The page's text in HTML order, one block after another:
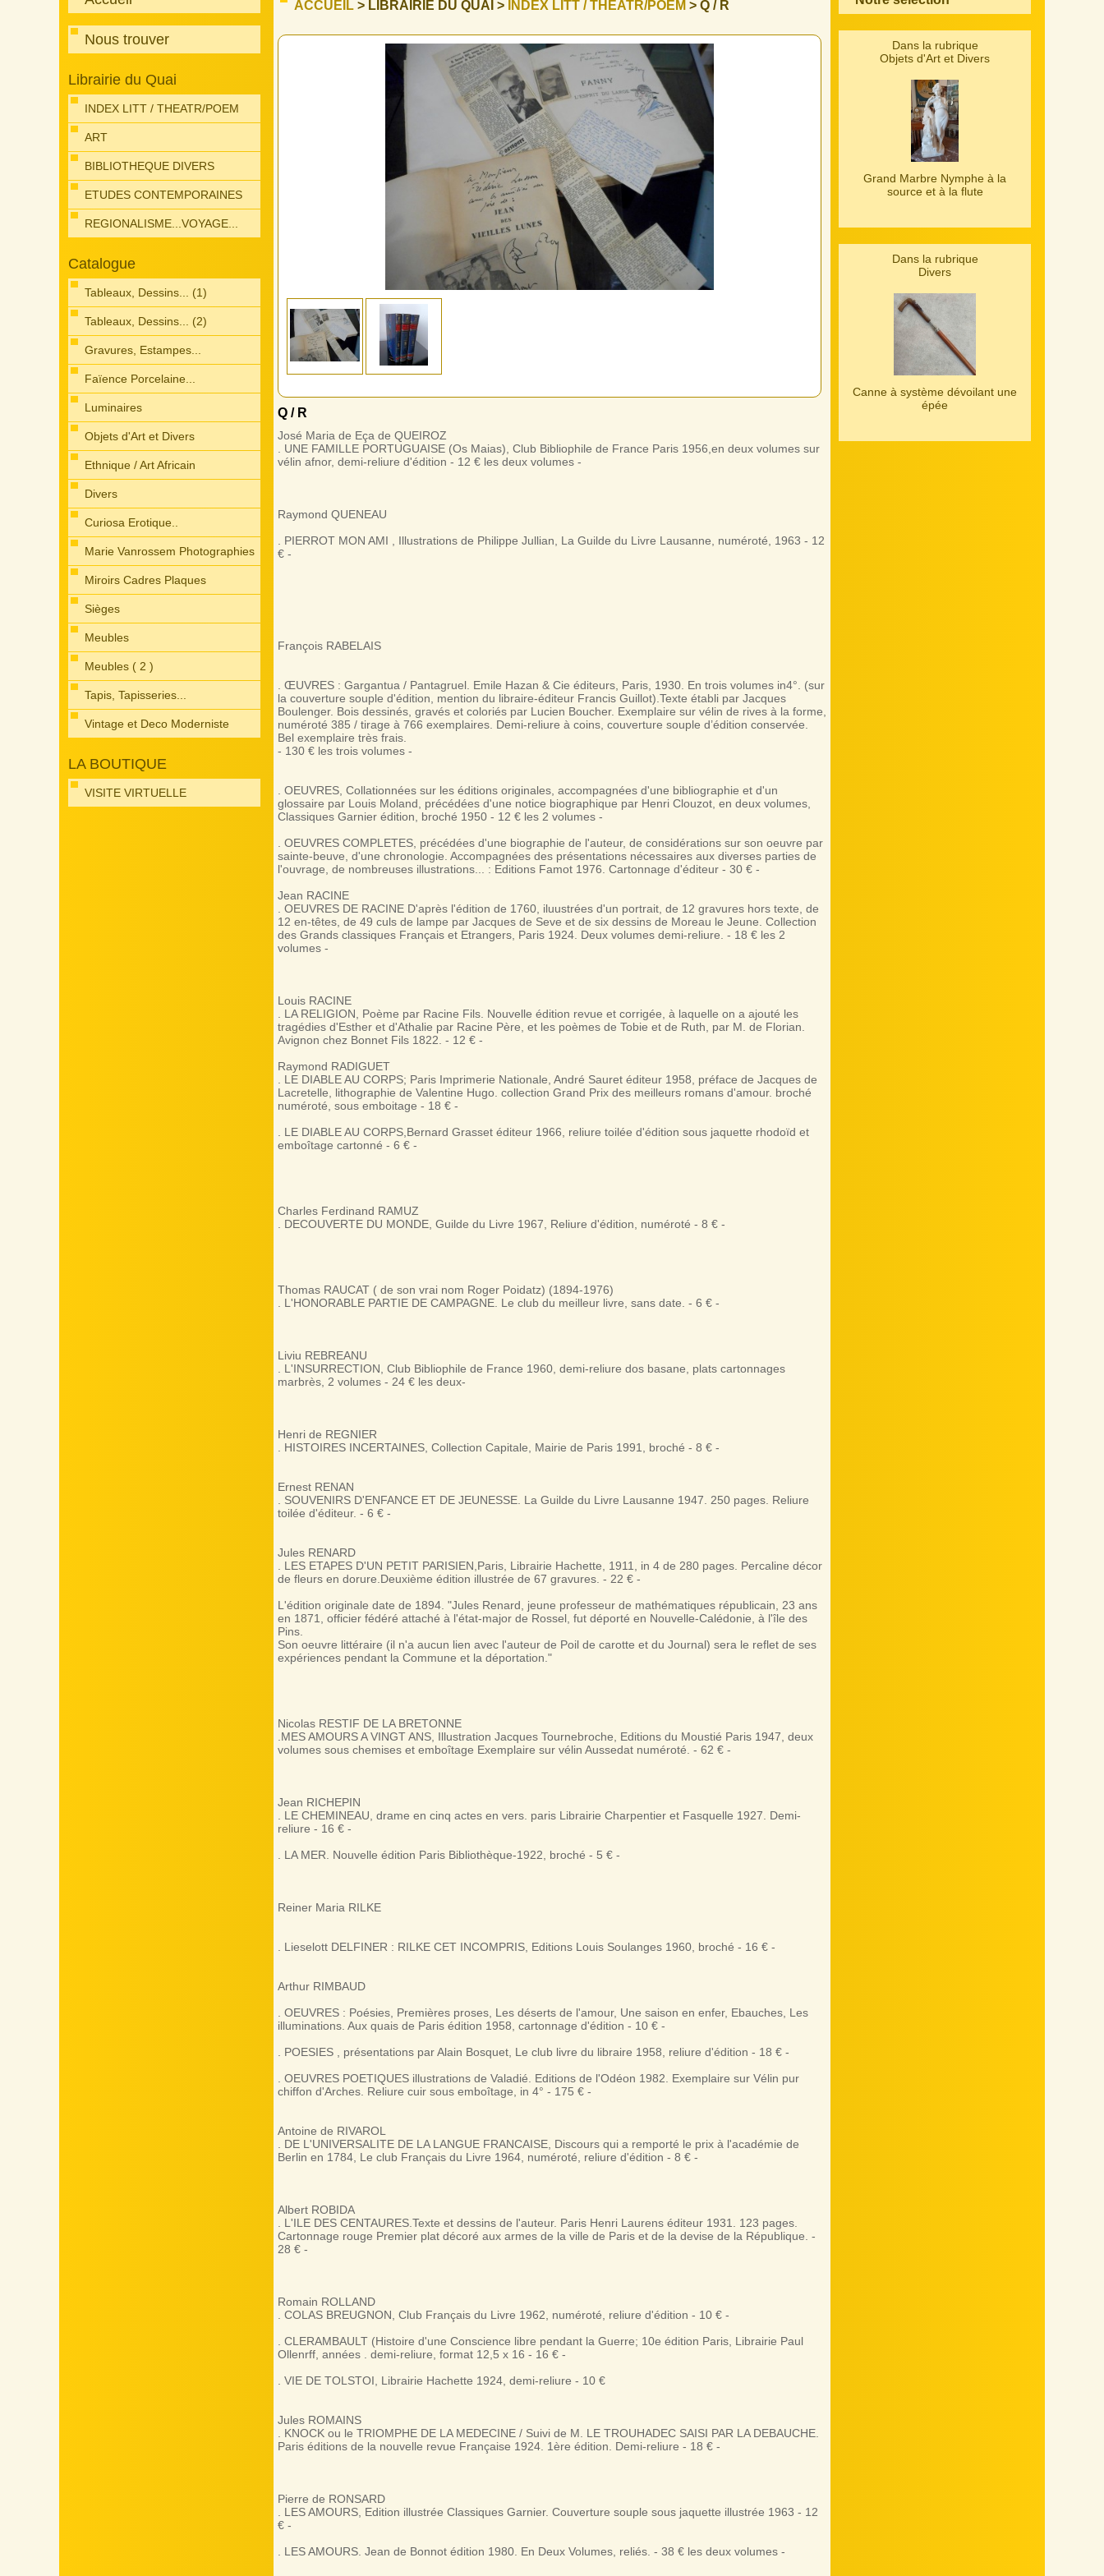
Nous trouver
Librairie du Quai
INDEX LITT / THEATR/POEM
ART
BIBLIOTHEQUE DIVERS
ETUDES CONTEMPORAINES
REGIONALISME...VOYAGE...
Catalogue
Tableaux, Dessins... (1)
Tableaux, Dessins... (2)
Gravures, Estampes...
Faïence Porcelaine...
Luminaires
Objets d'Art et Divers
Ethnique / Art Africain
Divers
Curiosa Erotique..
Marie Vanrossem Photographies
Miroirs Cadres Plaques
Cheminées...
Sièges
Meubles
Meubles ( 2 )
Tapis, Tapisseries...
Vintage et Deco Moderniste
LA BOUTIQUE
VISITE VIRTUELLE
ACCUEIL > LIBRAIRIE DU QUAI > INDEX LITT / THEATR/POEM > Q / R
Q / R
José Maria de Eça de QUEIROZ
. UNE FAMILLE PORTUGUAISE (Os Maias), Club Bibliophile de France Paris 1956,en deux volumes sur
vélin afnor, demi-reliure d'édition - 12 € les deux volumes -
Raymond QUENEAU
. PIERROT MON AMI , Illustrations de Philippe Jullian, La Guilde du Livre Lausanne, numéroté, 1963 - 12
€ -
François RABELAIS
. ŒUVRES : Gargantua / Pantagruel. Emile Hazan & Cie éditeurs, Paris, 1930. En trois volumes in4°. (sur
la couverture souple d'édition, mention du libraire-éditeur Francis Guillot).Texte établi par Jacques
Boulenger. Bois dessinés, gravés et coloriés par Lucien Boucher. Exemplaire sur vélin de rives à la forme,
numéroté 385 / tirage à 766 exemplaires. Demi-reliure à coins, couverture souple d’édition conservée.
Bel exemplaire très frais.
- 130 € les trois volumes -
. OEUVRES, Collationnées sur les éditions originales, accompagnées d'une bibliographie et d'un
glossaire par Louis Moland, précédées d'une notice biographique par Henri Clouzot, en deux volumes,
Classiques Garnier édition, broché 1950 - 12 € les 2 volumes -
. OEUVRES COMPLETES, précédées d'une biographie de l'auteur, de considérations sur son oeuvre par
sainte-beuve, d'une chronologie. Accompagnées des présentations nécessaires aux diverses parties de
l'ouvrage, de nombreuses illustrations... : Editions Famot 1976. Cartonnage d'éditeur - 30 € -
Jean RACINE
. OEUVRES DE RACINE D'après l'édition de 1760, iluustrées d'un portrait, de 12 gravures hors texte, de
12 en-têtes, de 49 culs de lampe par Jacques de Seve et de six dessins de Moreau le Jeune. Collection
des Grands classiques Français et Etrangers, Paris 1924. Deux volumes demi-reliure. - 18 € les 2
volumes -
Louis RACINE
. LA RELIGION, Poème par Racine Fils. Nouvelle édition revue et corrigée, à laquelle on a ajouté les
tragédies d'Esther et d'Athalie par Racine Père, et les poèmes de Tobie et de Ruth, par M. de Florian.
Avignon chez Bonnet Fils 1822. - 12 € -
Raymond RADIGUET
. LE DIABLE AU CORPS; Paris Imprimerie Nationale, André Sauret éditeur 1958, préface de Jacques de
Lacretelle, lithographie de Valentine Hugo. collection Grand Prix des meilleurs romans d'amour. broché
numéroté, sous emboitage - 18 € -
. LE DIABLE AU CORPS,Bernard Grasset éditeur 1966, reliure toilée d'édition sous jaquette rhodoïd et
emboîtage cartonné - 6 € -
Charles Ferdinand RAMUZ
. DECOUVERTE DU MONDE, Guilde du Livre 1967, Reliure d'édition, numéroté - 8 € -
Thomas RAUCAT ( de son vrai nom Roger Poidatz) (1894-1976)
. L'HONORABLE PARTIE DE CAMPAGNE. Le club du meilleur livre, sans date. - 6 € -
Liviu REBREANU
. L'INSURRECTION, Club Bibliophile de France 1960, demi-reliure dos basane, plats cartonnages
marbrès, 2 volumes - 24 € les deux-
Henri de REGNIER
. HISTOIRES INCERTAINES, Collection Capitale, Mairie de Paris 1991, broché - 8 € -
Ernest RENAN
. SOUVENIRS D'ENFANCE ET DE JEUNESSE. La Guilde du Livre Lausanne 1947. 250 pages. Reliure
toilée d'éditeur. - 6 € -
Jules RENARD
. LES ETAPES D'UN PETIT PARISIEN,Paris, Librairie Hachette, 1911, in 4 de 280 pages. Percaline décor
de fleurs en dorure.Deuxième édition illustrée de 67 gravures. - 22 € -
L'édition originale date de 1894. "Jules Renard, jeune professeur de mathématiques républicain, 23 ans
en 1871, officier fédéré attaché à l'état-major de Rossel, fut déporté en Nouvelle-Calédonie, à l'île des
Pins.
Son oeuvre littéraire (il n'a aucun lien avec l'auteur de Poil de carotte et du Journal) sera le reflet de ses
expériences pendant la Commune et la déportation."
Nicolas RESTIF DE LA BRETONNE
.MES AMOURS A VINGT ANS, Illustration Jacques Tournebroche, Editions du Moustié Paris 1947, deux
volumes sous chemises et emboîtage Exemplaire sur vélin Aussedat numéroté. - 62 € -
Jean RICHEPIN
. LE CHEMINEAU, drame en cinq actes en vers. paris Librairie Charpentier et Fasquelle 1927. Demi-
reliure - 16 € -
. LA MER. Nouvelle édition Paris Bibliothèque-1922, broché - 5 € -
Reiner Maria RILKE
. Lieselott DELFINER : RILKE CET INCOMPRIS, Editions Louis Soulanges 1960, broché - 16 € -
Arthur RIMBAUD
. OEUVRES : Poésies, Premières proses, Les déserts de l'amour, Une saison en enfer, Ebauches, Les
illuminations. Aux quais de Paris édition 1958, cartonnage d'édition - 10 € -
. POESIES , présentations par Alain Bosquet, Le club livre du libraire 1958, reliure d'édition - 18 € -
. OEUVRES POETIQUES illustrations de Valadié. Editions de l'Odéon 1982. Exemplaire sur Vélin pur
chiffon d'Arches. Reliure cuir sous emboîtage, in 4° - 175 € -
Antoine de RIVAROL
. DE L'UNIVERSALITE DE LA LANGUE FRANCAISE, Discours qui a remporté le prix à l'académie de
Berlin en 1784, Le club Français du Livre 1964, numéroté, reliure d'édition - 8 € -
Albert ROBIDA
. L'ILE DES CENTAURES.Texte et dessins de l'auteur. Paris Henri Laurens éditeur 1931. 123 pages.
Cartonnage rouge Premier plat décoré aux armes de la ville de Paris et de la devise de la République. -
28 € -
Romain ROLLAND
. COLAS BREUGNON, Club Français du Livre 1962, numéroté, reliure d'édition - 10 € -
. CLERAMBAULT (Histoire d'une Conscience libre pendant la Guerre; 10e édition Paris, Librairie Paul
Ollenrff, années . demi-reliure, format 12,5 x 16 - 16 € -
. VIE DE TOLSTOI, Librairie Hachette 1924, demi-reliure - 10 €
Jules ROMAINS
. KNOCK ou le TRIOMPHE DE LA MEDECINE / Suivi de M. LE TROUHADEC SAISI PAR LA DEBAUCHE.
Paris éditions de la nouvelle revue Française 1924. 1ère édition. Demi-reliure - 18 € -
Pierre de RONSARD
. LES AMOURS, Edition illustrée Classiques Garnier. Couverture souple sous jaquette illustrée 1963 - 12
€ -
. LES AMOURS. Jean de Bonnot édition 1980. En Deux Volumes, reliés. - 38 € les deux volumes -
Dans la rubrique
Objets d'Art et Divers
Grand Marbre Nymphe à la
source et à la flute
Dans la rubrique
Divers
Canne à système dévoilant une
épée